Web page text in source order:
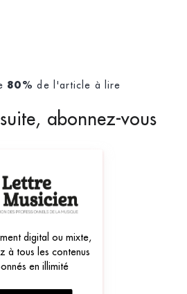
80% de l'article à lire
abonnez-vous
digital ou mixte,
à tous les contenus
en illimité